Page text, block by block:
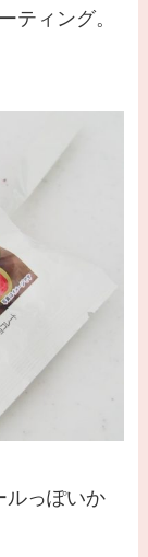
ティング。
ルっぽいか